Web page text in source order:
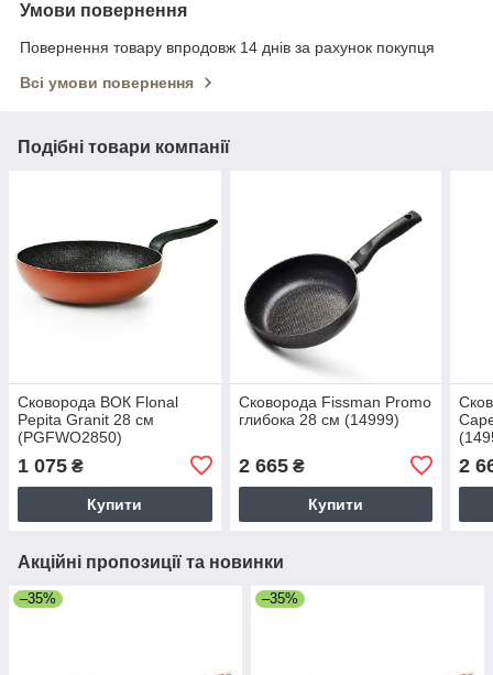
Умови повернення
Повернення товару впродовж 14 днів за рахунок покупця
Всі умови повернення
Подібні товари компанії
Сковорода ВОК Flonal
Pepita Granit 28 см
(PGFWO2850)
1 075 ₴
Купити
Сковорода Fissman Promo
глибока 28 см (14999)
2 665₴
Купити
2
Акційні пропозиції та новинки
–35% –35%